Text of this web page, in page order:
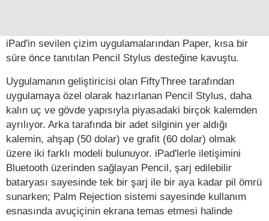
iPad'in sevilen çizim uygulamalarından Paper, kısa bir
süre önce tanıtılan Pencil Stylus desteğine kavuştu.
Uygulamanın geliştiricisi olan FiftyThree tarafından
uygulamaya özel olarak hazırlanan Pencil Stylus, daha
kalın uç ve gövde yapısıyla piyasadaki birçok kalemden
ayrılıyor. Arka tarafında bir adet silginin yer aldığı
kalemin, ahşap (50 dolar) ve grafit (60 dolar) olmak
üzere iki farklı modeli bulunuyor. iPad'lerle iletişimini
Bluetooth üzerinden sağlayan Pencil, şarj edilebilir
bataryası sayesinde tek bir şarj ile bir aya kadar pil ömrü
sunarken; Palm Rejection sistemi sayesinde kullanım
esnasında avuçiçinin ekrana temas etmesi halinde